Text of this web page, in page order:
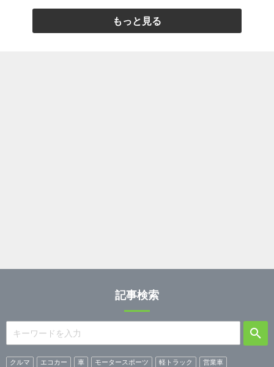
もっと見る
記事検索
クルマ エコカー 車 モータースポーツ 軽トラック
営業車